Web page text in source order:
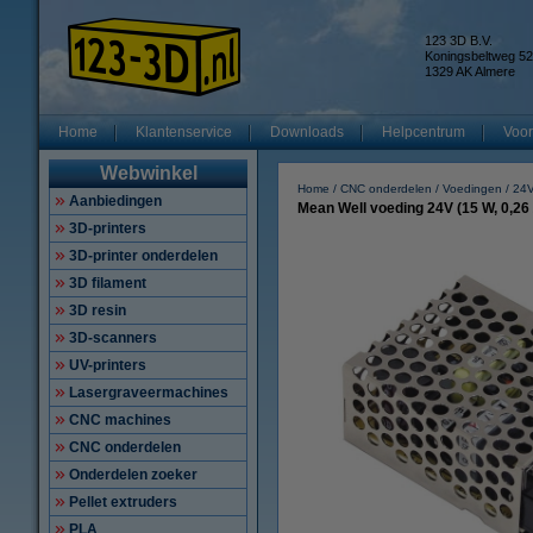
123 3D B.V.
Koningsbeltweg 52
1329 AK Almere
Home Klantenservice Downloads Helpcentrum
Webwinkel
Aanbiedingen
3D-printers
3D-printer onderdelen
3D filament
3D resin
3D-scanners
UV-printers
Lasergraveermachines
CNC machines
CNC onderdelen
Onderdelen zoeker
Pellet extruders
PLA
Home CNC onderdelen Voedingen
Mean Well voeding 24V (15 W,